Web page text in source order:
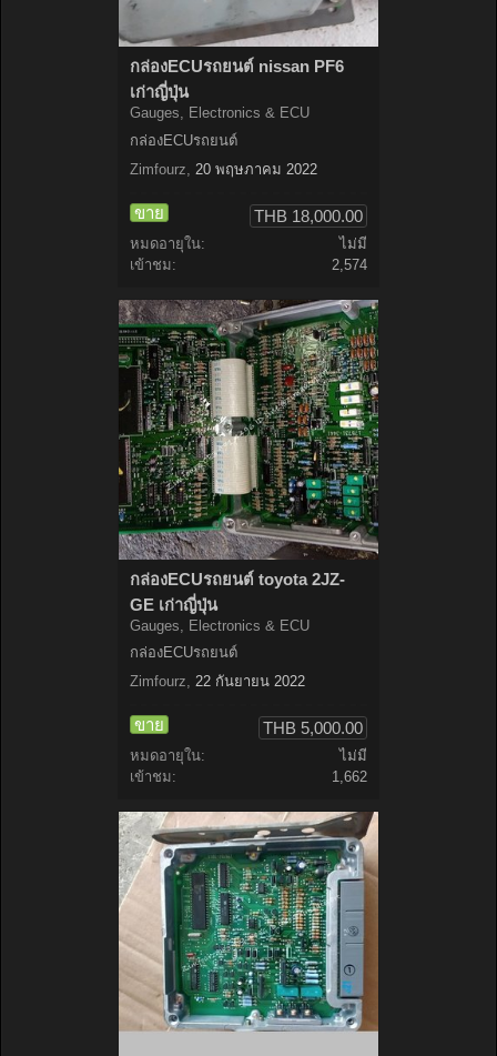
กล่องECUรถยนต์ nissan PF6
เก่าญี่ปุ่น
Gauges, Electronics & ECU
กล่องECUรถยนต์
Zimfourz
20 พฤษภาคม 2022
ขาย THB 18,000.00
หมดอายุใน:
ไม่มี
เข้าชม:
2,574
กล่องECUรถยนต์ toyota 2JZ-
GE เก่าญี่ปุ่น
Gauges, Electronics & ECU
กล่องECUรถยนต์
Zimfourz, 22 กันยายน 2022
ขาย THB 5,000.00
หมดอายุใน:
ไม่มี
เข้าชม:
1,662